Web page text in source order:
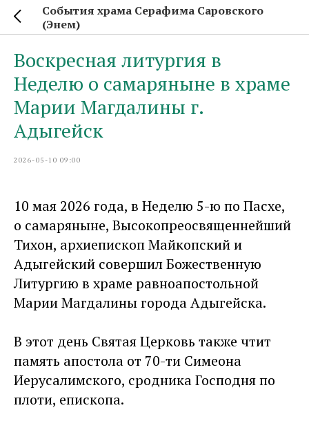
События храма Серафима Саровского
(Энем)
Воскресная литургия в
Неделю о самаряныне в храме
Марии Магдалины г.
Адыгейск
2026-05-10 09:00
10 мая 2026 года, в Неделю 5-ю по Пасхе,
о самаряныне, Высокопреосвященнейший
Тихон, архиепископ Майкопский и
Адыгейский совершил Божественную
Литургию в храме равноапостольной
Марии Магдалины города Адыгейска.
В этот день Святая Церковь также чтит
память апостола от 70-ти Симеона
Иерусалимского, сродника Господня по
плоти, епископа.